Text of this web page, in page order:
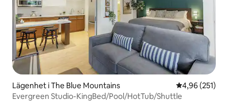
Lägenhet i The Blue Mountains 4,96 av 5 i
4,96 (251)
Evergreen Studio-KingBed/Pool/HotTub/Shuttle